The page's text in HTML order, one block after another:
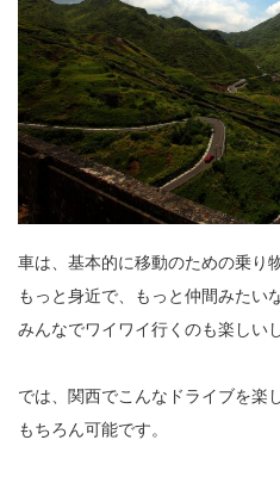
車は、基本的に移動のための乗り
もっと身近で、もっと仲間みたい
みんなでワイワイ行くのも楽しい
では、関西でこんなドライブを楽
もちろん可能です。